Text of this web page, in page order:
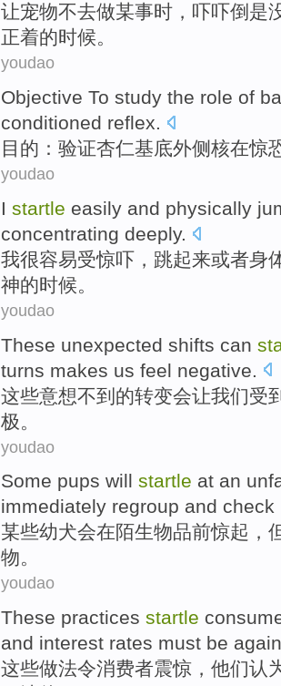
让宠物不去做某事时， 吓吓倒是
正着的时候。
youdao
Objective To study the role of
conditioned reflex.
目的 ：验证杏仁基底外侧核在惊
youdao
I startle easily and physically
concentrating deeply.
我很容易受惊吓 ， 跳起来或者身
神的时候。
youdao
These unexpected shifts can
turns makes us feel negative
这些意想不到的转变会让我们受
极 。
youdao
Some pups will startle at an
immediately regroup and check
某些幼犬会在陌生物品前惊起，
物。
youdao
These practices startle
and interest rates must be
这些做法令消费者震惊， 他们认